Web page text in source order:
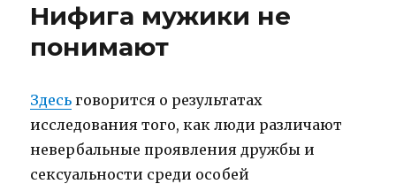
Нифига мужики не
понимают
Здесь говорится о результатах
исследования того, как люди различают
невербальные проявления дружбы и
сексуальности среди особей